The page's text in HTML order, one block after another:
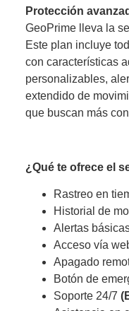
Protección
GeoPrime lleva la
Este plan incluye
con características
personalizables,
extendido de
que buscan más
¿Qué te ofrece el
Rastreo en
Historial de
Alertas
Acceso vía
Apagado
Botón de
Soporte 24/7